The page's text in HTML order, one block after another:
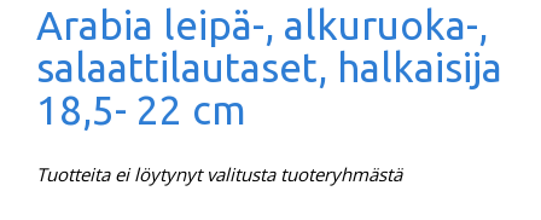
Arabia leipä-, alkuruoka-,
salaattilautaset, halkaisija
18,5- 22 cm
Tuotteita ei löytynyt valitusta tuoteryhmästä